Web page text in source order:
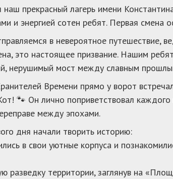
прекрасный лагерь имени
и энергией сотен ребят. Первая смена
в невероятное путешествие,
это настоящее призвание. Нашим
нерушимый мост между славным
Времени прямо у ворот
🐾 Он лично поприветствовал
между эпохами.
дня начали творить историю:
в свои уютные корпуса и
территории, заглянув на